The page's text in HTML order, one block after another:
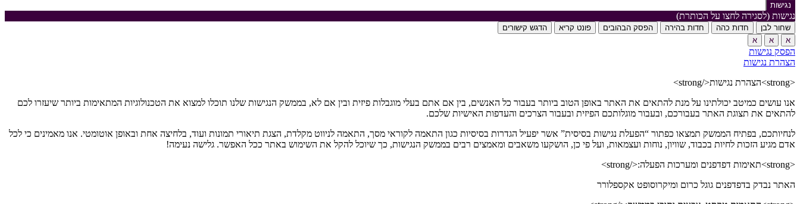
נגישות
נגישות (לסגירה לחצו על הכותרת)
שחור לבן חדות כהה חדות בהירה הפסק הבהובים פונט קריא
הדגש קישורים
א
א א
הפסק נגישות
הצהרת נגישות
<strong>הצהרת נגישות</strong>
אנו עושים כמיטב יכולתינו על מנת להתאים את האתר באופן הטוב ביותר בעבור כל האנשים, בין אם אתם בעלי מוגבלות פיזית ובין אם לא, בממשק הנגישות שלנו תוכלו למצוא את הטכנולוגיות המתאימות ביותר שיעזרו לכם
להתאים את תצוגת האתר בעבורכם, ובעבור מוגלותכם הפיזית ובעבור הצרכים והעדפות האישיות שלכם.
לנחיותכם, בפתיח הממשק תמצאו כפתור “הפעלת נגישות בסיסית” אשר יפעיל הגדרות בסיסיות כגון התאמה לקוראי מסך, התאמה לניווט מקלדת, הצגת תיאורי תמונות ועוד, בלחיצה אחת ובאופן אוטומטי. אנו מאמינים כי לכל
אדם מגיע הזכות לחיות בכבוד, שוויון, נוחות ועצמאות, ועל פי כן, הושקעו משאבים ומאמצים רבים בממשק הנגישות, כך שיוכל להקל את השימוש באתר ככל האפשר. גלישה נעימה!
<strong>תאימות דפדפנים ומערכות הפעלה:</strong>
האתר נבדק בדפדפנים גוגל כרום ומיקרוסופט אקספלורר